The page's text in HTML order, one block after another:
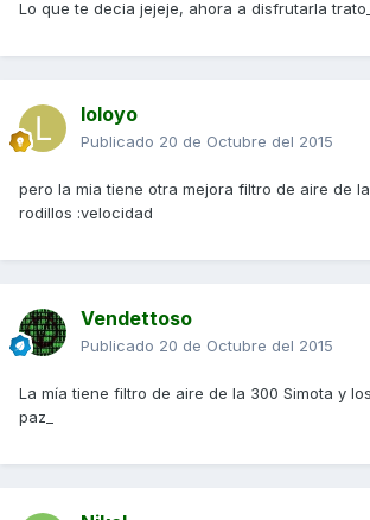
Lo que te decia jejeje, ahora a disfrutarla
loloyo
Publicado 20 de Octubre del 2015
pero la mia tiene otra mejora filtro de aire de
rodillos :velocidad
Vendettoso
Publicado 20 de Octubre del 2015
La mía tiene filtro de aire de la 300 Simota y
paz_